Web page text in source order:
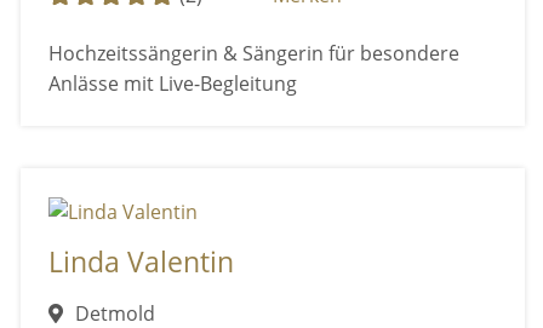
Hochzeitssängerin & Sängerin für besondere
Anlässe mit Live-Begleitung
Linda Valentin
Detmold